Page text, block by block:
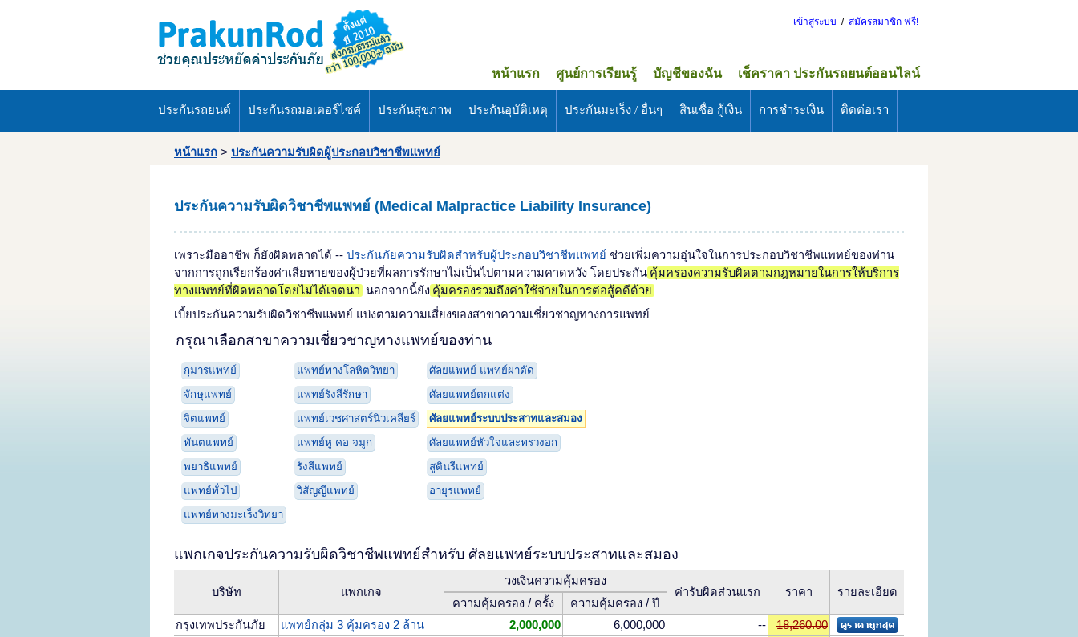
เข้าสู่ระบบ / สมัครสมาชิก ฟรี!
เช็คราคา ประกันรถยนต์ออนไลน์
บัญชีของฉัน
ศูนย์การเรียนรู้
หน้าแรก
ประกันรถยนต์ ประกันรถมอเตอร์ไซค์ ประกันสุขภาพ ประกันอุบัติเหตุ ประกันมะเร็ง / อื่นๆ สินเชื่อ กู้เงิน การชำระเงิน ติดต่อเรา
หน้าแรก > ประกันความรับผิดผู้ประกอบวิชาชีพแพทย์
ประกันความรับผิดวิชาชีพแพทย์ (Medical Malpractice Liability Insurance)
เพราะมืออาชีพ ก็ยังผิดพลาดได้ -- ประกันภัยความรับผิดสำหรับผู้ประกอบวิชาชีพแพทย์ ช่วยเพิ่มความอุ่นใจในการประกอบวิชาชีพแพทย์ของท่าน
จากการถูกเรียกร้องค่าเสียหายของผู้ป่วยที่ผลการรักษาไม่เป็นไปตามความคาดหวัง โดยประกัน คุ้มครองความรับผิดตามกฎหมายในการให้บริการ
ทางแพทย์ที่ผิดพลาดโดยไม่ได้เจตนา นอกจากนี้ยัง คุ้มครองรวมถึงค่าใช้จ่ายในการต่อสู้คดีด้วย
เบี้ยประกันความรับผิดวิชาชีพแพทย์ แบ่งตามความเสี่ยงของสาขาความเชี่ยวชาญทางการแพทย์
กรุณาเลือกสาขาความเชี่ยวชาญทางแพทย์ของท่าน
กุมารแพทย์ แพทย์ทางโลหิตวิทยา
ศัลยแพทย์ แพทย์ผ่าตัด
จักษุแพทย์
แพทย์รังสีรักษา
ศัลยแพทย์ตกแต่ง
จิตแพทย์
แพทย์เวชศาสตร์นิวเคลียร์
ศัลยแพทย์ระบบประสาทและสมอง
ทันตแพทย์
แพทย์หู คอ จมูก
ศัลยแพทย์หัวใจและทรวงอก
พยาธิแพทย์
รังสีแพทย์
สูตินรีแพทย์
แพทย์ทั่วไป
วิสัญญีแพทย์
อายุรแพทย์
แพทย์ทางมะเร็งวิทยา
แพกเกจประกันความรับผิดวิชาชีพแพทย์สำหรับ ศัลยแพทย์ระบบประสาทและสมอง
บริษัท แพกเกจ
วงเงินความคุ้มครอง
ค่ารับผิดส่วนแรก
ราคา
รายละเอียด
ความคุ้มครอง / ครั้ง
ความคุ้มครอง / ปี
กรุงเทพประกันภัย
แพทย์กลุ่ม 3 คุ้มครอง 2 ล้าน 2,000,000 6,000,000 --
18,260.00